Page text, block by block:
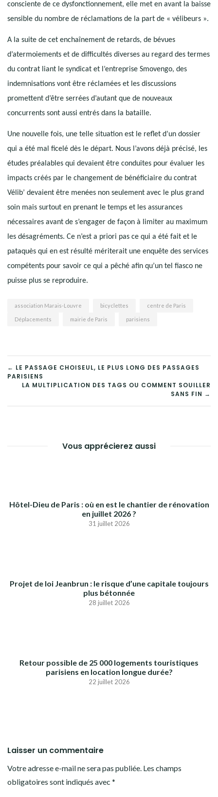
consciente de ce dysfonctionnement, elle met en avant la baisse
sensible du nombre de réclamations de la part de « vélibeurs ».
A la suite de cet enchaînement de retards, de bévues
d’atermoiements et de difficultés diverses au regard des termes
du contrat liant le syndicat et l’entreprise Smovengo, des
indemnisations vont être réclamées et les discussions
promettent d’être serrées d’autant que de nouveaux
concurrents sont aussi entrés dans la bataille.
Une nouvelle fois, une telle situation est le reflet d’un dossier
qui a été mal ficelé dès le départ. Nous l’avons déjà précisé, les
études préalables qui devaient être conduites pour évaluer les
impacts créés par le changement de bénéficiaire du contrat
Vélib’ devaient être menées non seulement avec le plus grand
soin mais surtout en prenant le temps et les assurances
nécessaires avant de s’engager de façon à limiter au maximum
les désagréments. Ce n’est a priori pas ce qui a été fait et le
pataquès qui en est résulté mériterait une enquête des services
compétents pour savoir ce qui a pêché afin qu’un tel fiasco ne
puisse plus se reproduire.
association Marais-Louvre bicyclettes centre de Paris
Déplacements mairie de Paris parisiens
NAVIGATION
DE
L’ARTICLE
← LE PASSAGE CHOISEUL, LE PLUS LONG DES PASSAGES
PARISIENS
LA MULTIPLICATION DES TAGS OU COMMENT SOUILLER
SANS FIN →
Vous apprécierez aussi
Hôtel-Dieu de Paris : où en est le chantier de rénovation
en juillet 2026 ?
31 juillet 2026
Projet de loi Jeanbrun : le risque d’une capitale toujours
plus bétonnée
28 juillet 2026
Retour possible de 25 000 logements touristiques
parisiens en location longue durée?
22 juillet 2026
Laisser un commentaire
Votre adresse e-mail ne sera pas publiée. Les champs
obligatoires sont indiqués avec *